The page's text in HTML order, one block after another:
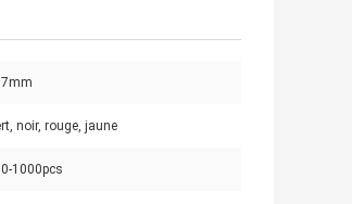
noir, rouge, jaune
1000pcs